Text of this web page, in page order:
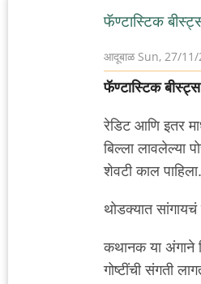
by
गब्बर
सिंग
फॅण्टास्टिक
आदूबाळSun, 27/11/
फॅण्टास्टिक
रेडिट आणि इतर
बिल्ला लावलेल्या
शेवटी काल पाहिला.
थोडक्यात
कथानक या अंगाने
गोष्टींची संगती